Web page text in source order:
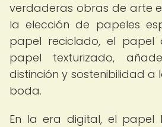
verdaderas obras de arte
la elección de papeles
papel reciclado, el
papel texturizado,
distinción y sostenibilidad a
boda.
En la era digital, el papel